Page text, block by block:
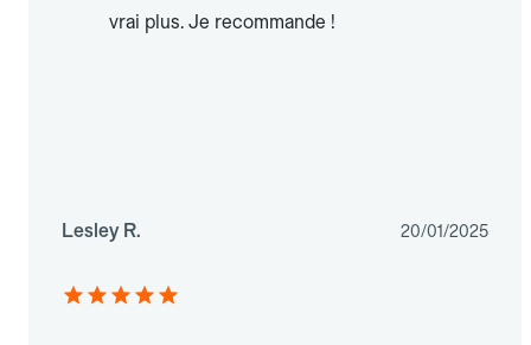
vrai plus. Je recommande !
Lesley R. 20/01/2025